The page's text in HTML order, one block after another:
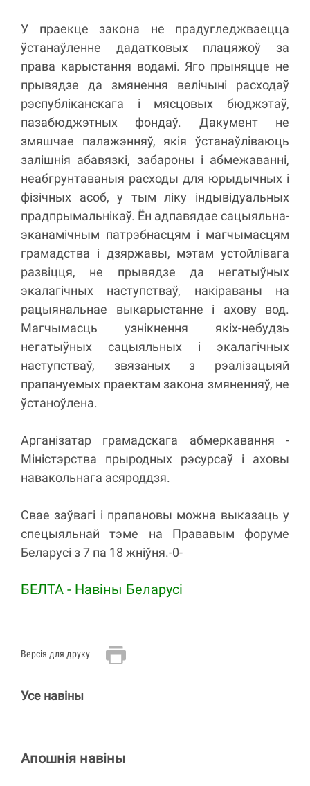
У праекце закона не прадугледжваецца
ўстанаўленне дадатковых плацяжоў за
права карыстання водамі. Яго прыняцце не
прывядзе да змянення велічыні расходаў
рэспубліканскага і мясцовых бюджэтаў,
пазабюджэтных фондаў. Дакумент не
змяшчае палажэнняў, якія ўстанаўліваюць
залішнія абавязкі, забароны і абмежаванні,
неабгрунтаваныя расходы для юрыдычных і
фізічных асоб, у тым ліку індывідуальных
прадпрымальнікаў. Ён адпавядае сацыяльна-
эканамічным патрэбнасцям і магчымасцям
грамадства і дзяржавы, мэтам устойлівага
развіцця, не прывядзе да негатыўных
экалагічных наступстваў, накіраваны на
рацыянальнае выкарыстанне і ахову вод.
Магчымасць узнікнення якіх-небудзь
негатыўных сацыяльных і экалагічных
наступстваў, звязаных з рэалізацыяй
прапануемых праектам закона змяненняў, не
ўстаноўлена.
Арганізатар грамадскага абмеркавання -
Міністэрства прыродных рэсурсаў і аховы
навакольнага асяроддзя.
Свае заўвагі і прапановы можна выказаць у
спецыяльнай тэме на Прававым форуме
Беларусі з 7 па 18 жніўня.-0-
БЕЛТА - Навiны Беларусi
Версія для друку
Усе навіны
Апошнія навіны